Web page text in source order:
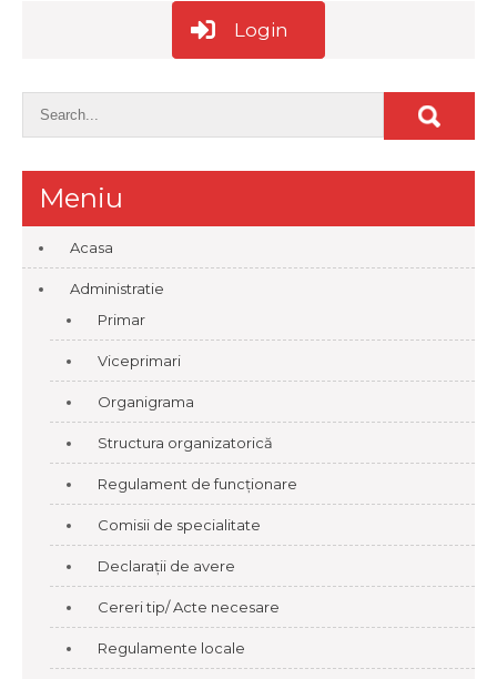
Login
Meniu
Acasa
Administratie
Primar
Viceprimari
Organigrama
Structura organizatorică
Regulament de funcționare
Comisii de specialitate
Declarații de avere
Cereri tip/ Acte necesare
Regulamente locale